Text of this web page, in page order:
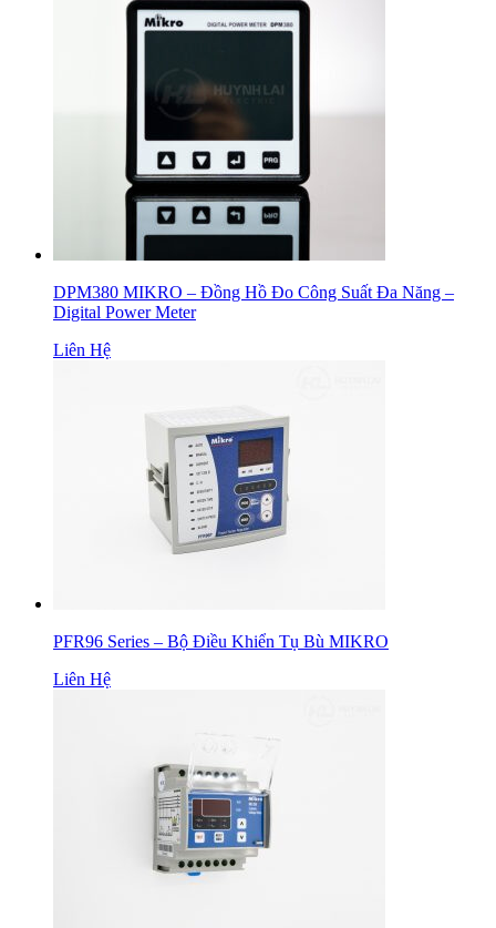
DPM380 MIKRO – Đồng Hồ Đo Công Suất Đa Năng –
Digital Power Meter
Liên Hệ
PFR96 Series – Bộ Điều Khiển Tụ Bù MIKRO
Liên Hệ